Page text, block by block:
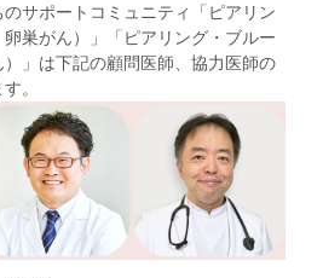
サポートコミュニティ「 ピアリン
巣がん）
」「 ピアリング・ブルー
」は下記の顧問医師、協力医師の
。